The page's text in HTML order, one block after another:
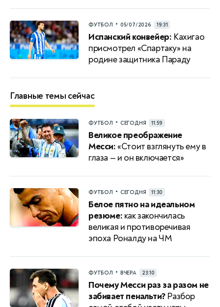
ФУТБОЛ • 05/07/2026 19:31
Испанский конвейер: Кахигао
присмотрел «Спартаку» на
родине защитника Параду
Главные темы сейчас
ФУТБОЛ • СЕГОДНЯ 11:59
Великое преображение
Месси:«Стоит взглянуть ему в
глаза — и он включается»
ФУТБОЛ • СЕГОДНЯ 11:30
Белое пятно на идеальном
резюме: как закончилась
великая и противоречивая
эпоха Роналду на ЧМ
ФУТБОЛ • ВЧЕРА 23:10
Почему Месси раз за разом не
забивает пенальти?Разбор